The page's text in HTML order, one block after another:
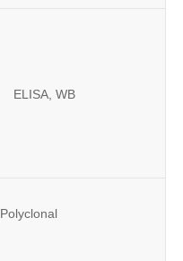
ELISA, WB
Polyclonal